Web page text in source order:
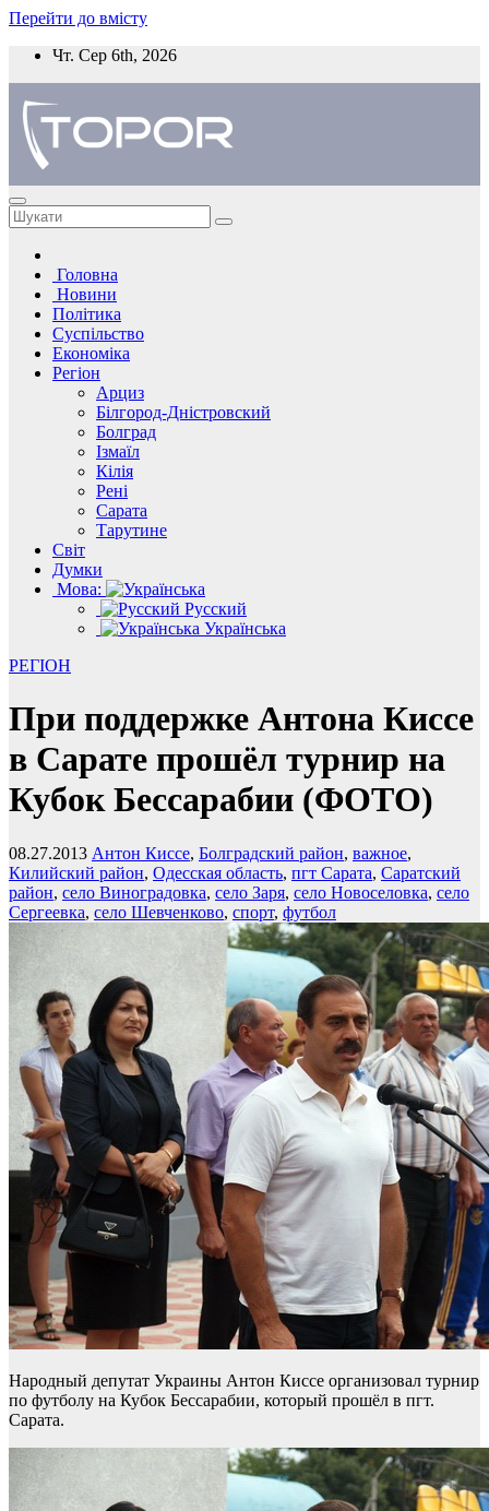
Перейти до вмісту
Чт. Сер 6th, 2026
Головна
Новини
Політика
Суспільство
Економіка
Регіон
Арциз
Білгород-Дністровский
Болград
Ізмаїл
Кілія
Рені
Сарата
Тарутине
Світ
Думки
Мова:
Русский
Українська
РЕГІОН
При поддержке Антона Киссе
в Сарате прошёл турнир на
Кубок Бессарабии (ФОТО)
08.27.2013 Антон Киссе, Болградский район, важное,
Килийский район, Одесская область, пгт Сарата, Саратский
район, село Виноградовка, село Заря, село Новоселовка, село
Сергеевка, село Шевченково, спорт, футбол
Народный депутат Украины Антон Киссе организовал турнир
по футболу на Кубок Бессарабии, который прошёл в пгт.
Сарата.